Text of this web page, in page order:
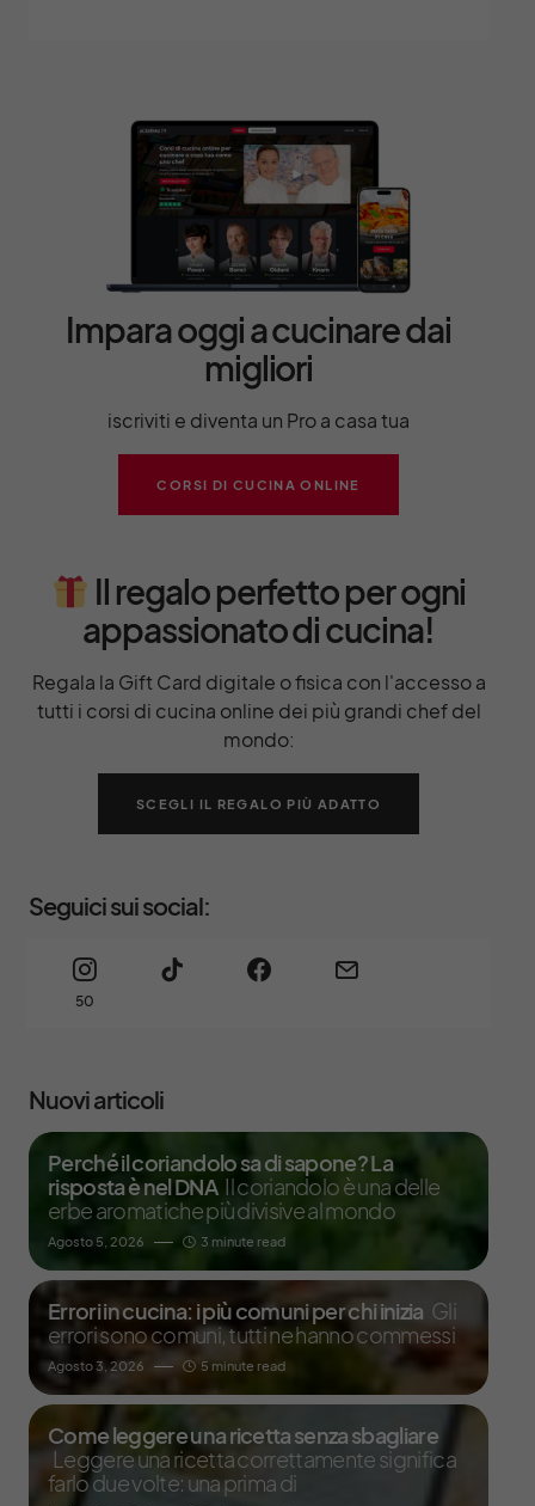
Impara oggi a cucinare dai
migliori
iscriviti e diventa un Pro a casa tua
CORSI DI CUCINA ONLINE
Il regalo perfetto per ogni
appassionato di cucina!
Regala la Gift Card digitale o fisica con l'accesso a
tutti i corsi di cucina online dei più grandi chef del
mondo:
SCEGLI IL REGALO PIÙ ADATTO
Seguici sui social:
50
Nuovi articoli
Perché il coriandolo sa di sapone? La
risposta è nel DNA Il coriandolo è una delle
erbe aromatiche più divisive al mondo
Agosto 5, 2026 3 minute read
Errori in cucina: i più comuni per chi inizia Gli
errori sono comuni, tutti ne hanno commessi
Agosto 3, 2026 5 minute read
Come leggere una ricetta senza sbagliare
Leggere una ricetta correttamente significa
farlo due volte: una prima di